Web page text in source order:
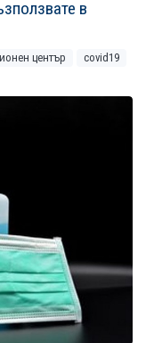
в
център covid19